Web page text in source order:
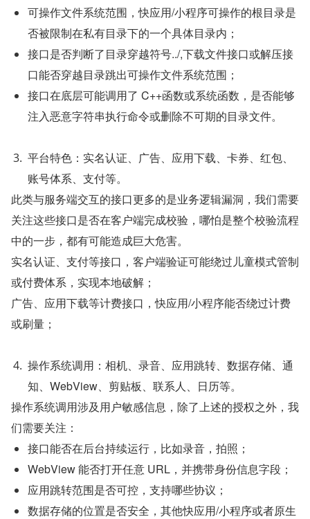
可操作文件系统范围，快应用/小程序可操作的根目录是
否被限制在私有目录下的一个具体目录内；
接口是否判断了目录穿越符号../,下载文件接口或解压接
口能否穿越目录跳出可操作文件系统范围；
接口在底层可能调用了 C++函数或系统函数，是否能够
注入恶意字符串执行命令或删除不可期的目录文件。
平台特色：实名认证、广告、应用下载、卡券、红包、
账号体系、支付等。
此类与服务端交互的接口更多的是业务逻辑漏洞，我们需要
关注这些接口是否在客户端完成校验，哪怕是整个校验流程
中的一步，都有可能造成巨大危害。
实名认证、支付等接口，客户端验证可能绕过儿童模式管制
或付费体系，实现本地破解；
广告、应用下载等计费接口，快应用/小程序能否绕过计费
或刷量；
操作系统调用：相机、录音、应用跳转、数据存储、通
知、WebView、剪贴板、联系人、日历等。
操作系统调用涉及用户敏感信息，除了上述的授权之外，我
们需要关注：
接口能否在后台持续运行，比如录音，拍照；
WebView 能否打开任意 URL，并携带身份信息字段；
应用跳转范围是否可控，支持哪些协议；
数据存储的位置是否安全，其他快应用/小程序或者原生